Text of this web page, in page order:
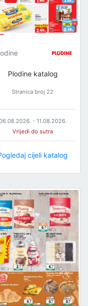
Plodine katalog
Stranica broj 22
- 11.08.2026.
Vrijedi do sutra
cijeli katalog